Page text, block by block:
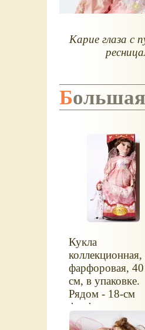
Карие глаза с
Кукла
коллекционная,
фарфоровая, 40
см, в упаковке.
Рядом - 18-см
фарфоровая
Дама Эпохи.